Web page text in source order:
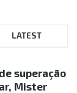
LATEST
superação
Mister